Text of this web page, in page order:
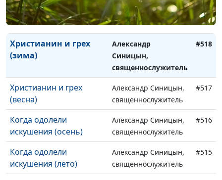
Христианин и грех
(лето)
Александр Синицын,
священнослужитель
#519
Христианин и грех
(зима)
Александр
Синицын,
священнослужитель
#518
Христианин и грех
(весна)
Александр Синицын,
священнослужитель
#517
Когда одолели
искушения (осень)
Александр Синицын,
священнослужитель
#516
Когда одолели
искушения (лето)
Александр Синицын,
священнослужитель
#515